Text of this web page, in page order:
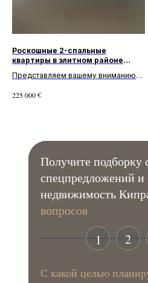
Роскошные 2-спальные
квартиры в элитном районе
Представляем вашему вниманию
Великолепные апартаменты с 2
225 000€
Получите подборку
спецпредложений и
недвижимость
вопросов
С какой целью
1 2